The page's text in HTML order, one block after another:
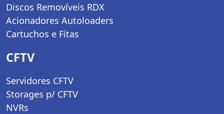
Discos Removíveis RDX
Acionadores Autoloaders
Cartuchos e Fitas
CFTV
Servidores CFTV
Storages p/ CFTV
NVRs